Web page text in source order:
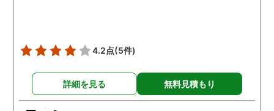
4.2点(5件)
詳細を見る 無料見積もり